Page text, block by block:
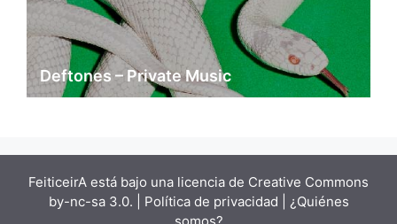
Deftones – Private Music
FeiticeirA está bajo una licencia de Creative Commons
by-nc-sa 3.0. | Política de privacidad | ¿Quiénes